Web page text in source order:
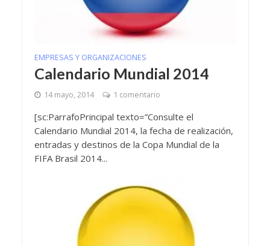
EMPRESAS Y ORGANIZACIONES
Calendario Mundial 2014
14 mayo, 2014 1 comentario
[sc:ParrafoPrincipal texto=”Consulte el
Calendario Mundial 2014, la fecha de realización,
entradas y destinos de la Copa Mundial de la
FIFA Brasil 2014...